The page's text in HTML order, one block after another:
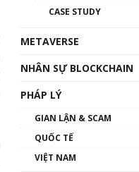
01:34:46
CASE STUDY
METAVERSE
NHÂN SỰ BLOCKCHAIN
PHÁP LÝ
GIAN LẬN & SCAM
QUỐC TẾ
VIỆT NAM